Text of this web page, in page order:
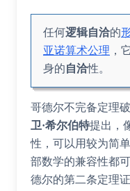
任何逻辑自洽的
亚诺算术公理 ，
身的自洽性。
哥德尔不完备定理
卫·希尔伯特提出，
性，可以用较为简
部数学的兼容性都
德尔的第二条定理